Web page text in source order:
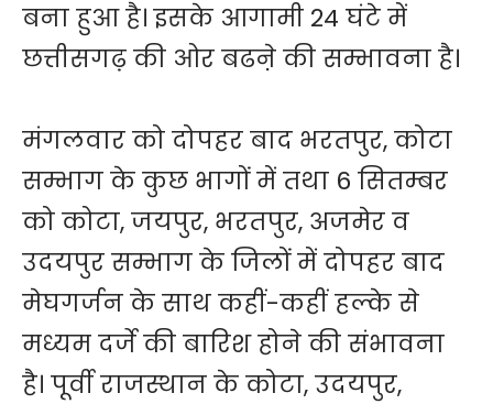
बना हुआ है। इसके आगामी 24 घंटे में
छत्तीसगढ़ की ओर बढऩे की सम्भावना है।
मंगलवार को दोपहर बाद भरतपुर, कोटा
सम्भाग के कुछ भागों में तथा 6 सितम्बर
को कोटा, जयपुर, भरतपुर, अजमेर व
उदयपुर सम्भाग के जिलों में दोपहर बाद
मेघगर्जन के साथ कहीं-कहीं हल्के से
मध्यम दर्जे की बारिश होने की संभावना
है। पूर्वी राजस्थान के कोटा, उदयपुर,